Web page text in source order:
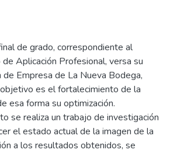
de grado, correspondiente al
Aplicación Profesional, versa su
Empresa de La Nueva Bodega,
es el fortalecimiento de la
esa forma su optimización.
se realiza un trabajo de investigación
el estado actual de la imagen de la
a los resultados obtenidos, se